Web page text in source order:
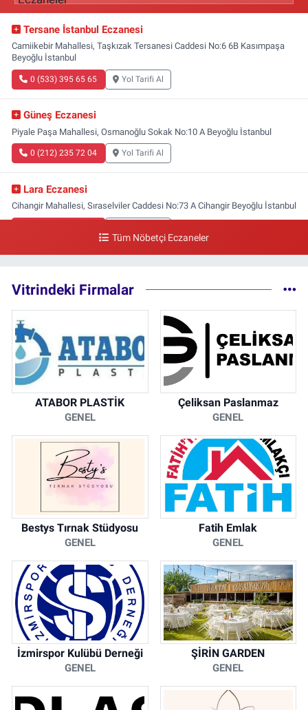
Tersane İstanbul Eczanesi
Camiikebir Mahallesi, Taşkızak Tersanesi Caddesi No:6 6B Kasımpaşa
Beyoğlu İstanbul
0 (533) 395 65 65 Yol Tarifi Al
Güneş Eczanesi
Piyale Paşa Mahallesi, Osmanoğlu Sokak No:10 A Beyoğlu İstanbul
0 (212) 235 72 04 Yol Tarifi Al
Lara Eczanesi
Cihangir Mahallesi, Sıraselviler Caddesi No:73 A Cihangir Beyoğlu İstanbul
Tüm Nöbetçi Eczaneler
Vitrindeki Firmalar
ATABOR PLASTİK
GENEL
Çeliksan Paslanmaz
GENEL
Bestys Tırnak Stüdyosu
GENEL
Fatih Emlak
GENEL
İzmirspor Kulübü Derneği
GENEL
ŞİRİN GARDEN
GENEL